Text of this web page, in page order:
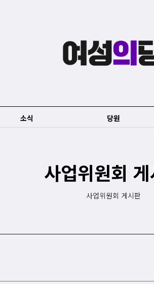
소식 당원
사업위원회
사업위원회 게시판